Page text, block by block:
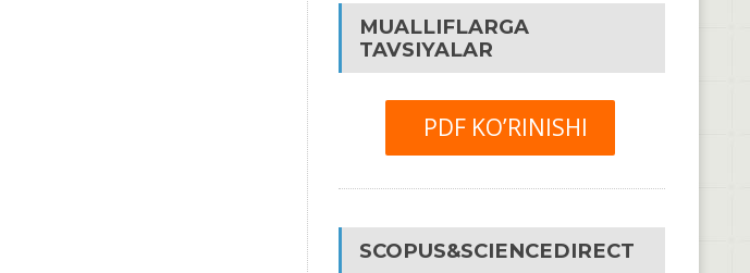
MUALLIFLARGA
TAVSIYALAR
PDF KO’RINISHI
SCOPUS&SCIENCEDIRECT